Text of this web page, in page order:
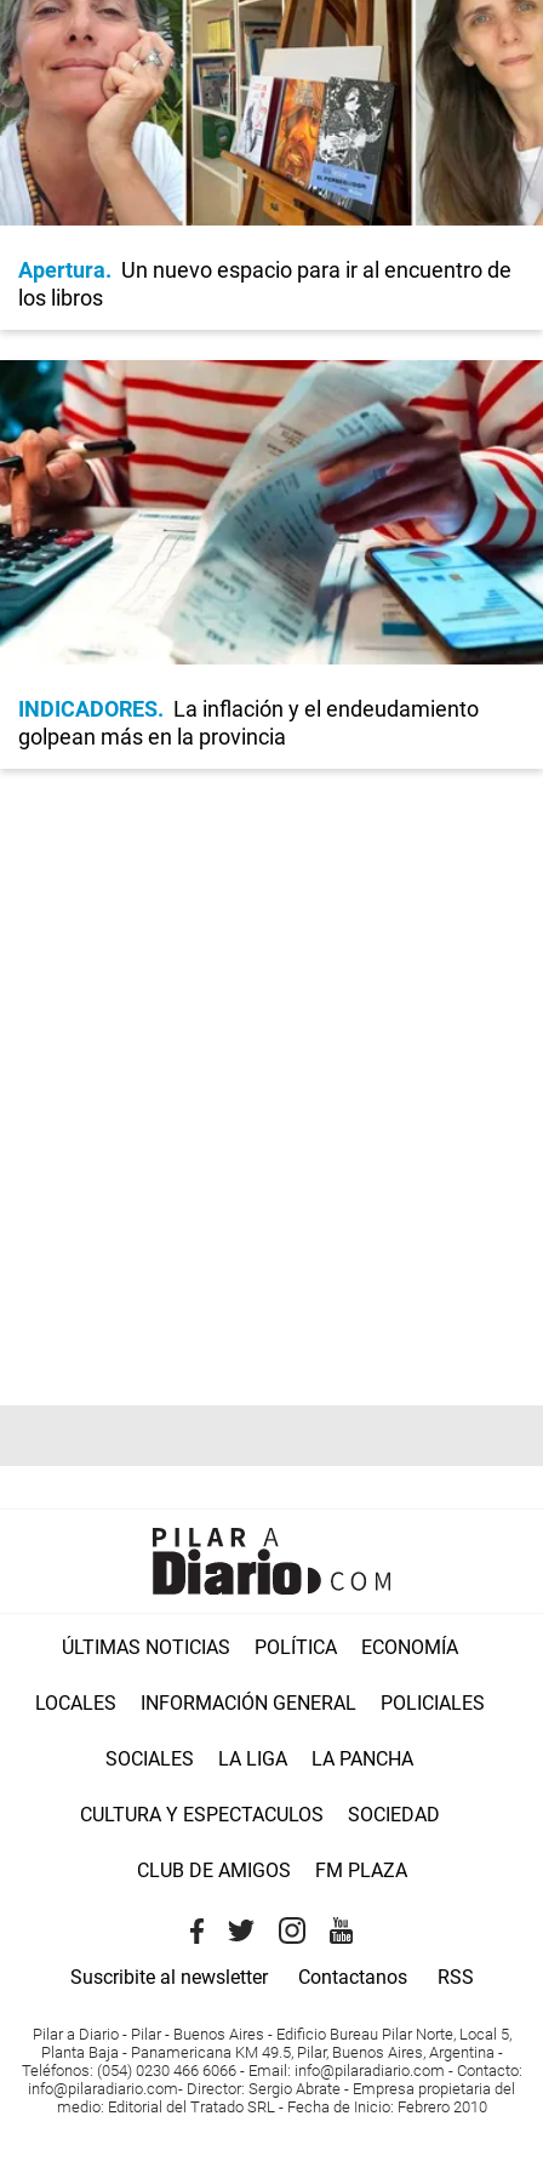
Apertura
Un nuevo espacio para ir al encuentro de
los libros
INDICADORES
La inflación y el endeudamiento
golpean más en la provincia
ÚLTIMAS NOTICIAS POLÍTICA ECONOMÍA
LOCALES INFORMACIÓN GENERAL POLICIALES
SOCIALES LA LIGA LA PANCHA
CULTURA Y ESPECTACULOS SOCIEDAD
CLUB DE AMIGOS FM PLAZA
Suscribite al newsletter Contactanos RSS
Pilar a Diario - Pilar - Buenos Aires - Edificio Bureau Pilar Norte, Local 5,
Planta Baja - Panamericana KM 49.5, Pilar, Buenos Aires, Argentina -
Teléfonos: (054) 0230 466 6066 - Email : info@pilaradiario.com - Contacto:
info@pilaradiario.com- Director: Sergio Abrate - Empresa propietaria del
medio: Editorial del Tratado SRL - Fecha de Inicio: Febrero 2010